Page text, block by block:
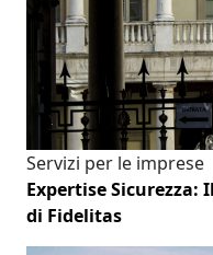
Servizi per le imprese
Expertise Sicurezza:
di Fidelitas